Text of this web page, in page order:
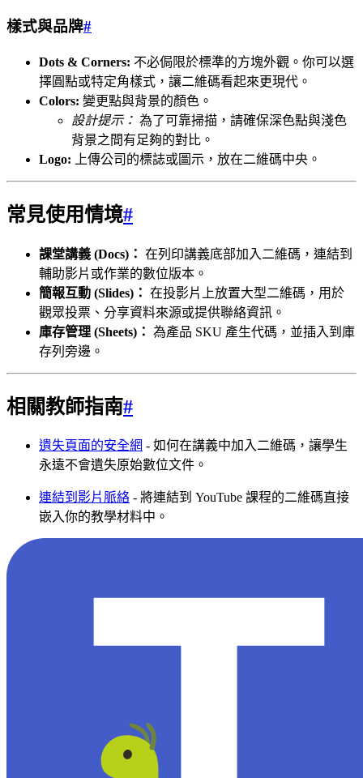
樣式與品牌#
Dots & Corners: 不必侷限於標準的方塊外觀。你可以選
擇圓點或特定角樣式，讓二維碼看起來更現代。
Colors: 變更點與背景的顏色。
設計提示： 為了可靠掃描，請確保深色點與淺色
背景之間有足夠的對比。
Logo: 上傳公司的標誌或圖示，放在二維碼中央。
常見使用情境#
課堂講義 (Docs)： 在列印講義底部加入二維碼，連結到
輔助影片或作業的數位版本。
簡報互動 (Slides)： 在投影片上放置大型二維碼，用於
觀眾投票、分享資料來源或提供聯絡資訊。
庫存管理 (Sheets)： 為產品 SKU 產生代碼，並插入到庫
存列旁邊。
相關教師指南#
遺失頁面的安全網 - 如何在講義中加入二維碼，讓學生
永遠不會遺失原始數位文件。
連結到影片脈絡 - 將連結到 YouTube 課程的二維碼直接
嵌入你的教學材料中。